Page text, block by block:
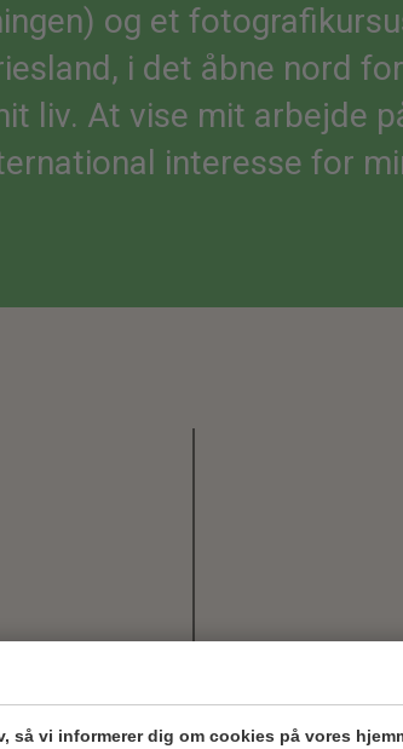
så vi informerer dig om cookies på vores
og et
i det åbne nord
liv. At vise mit arbejde
interesse for